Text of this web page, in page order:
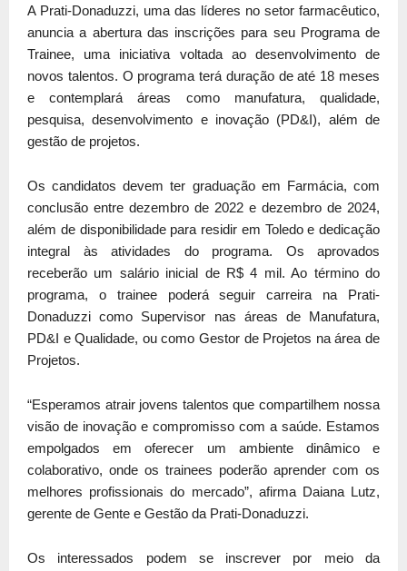
A Prati-Donaduzzi, uma das líderes no setor farmacêutico,
anuncia a abertura das inscrições para seu Programa de
Trainee, uma iniciativa voltada ao desenvolvimento de
novos talentos. O programa terá duração de até 18 meses
e contemplará áreas como manufatura, qualidade,
pesquisa, desenvolvimento e inovação (PD&I), além de
gestão de projetos.
Os candidatos devem ter graduação em Farmácia, com
conclusão entre dezembro de 2022 e dezembro de 2024,
além de disponibilidade para residir em Toledo e dedicação
integral às atividades do programa. Os aprovados
receberão um salário inicial de R$ 4 mil. Ao término do
programa, o trainee poderá seguir carreira na Prati-
Donaduzzi como Supervisor nas áreas de Manufatura,
PD&I e Qualidade, ou como Gestor de Projetos na área de
Projetos.
“Esperamos atrair jovens talentos que compartilhem nossa
visão de inovação e compromisso com a saúde. Estamos
empolgados em oferecer um ambiente dinâmico e
colaborativo, onde os trainees poderão aprender com os
melhores profissionais do mercado”, afirma Daiana Lutz,
gerente de Gente e Gestão da Prati-Donaduzzi.
Os interessados podem se inscrever por meio da